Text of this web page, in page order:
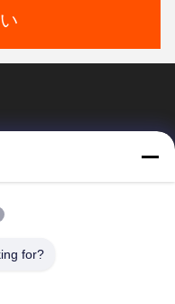
Co., LTD
for?